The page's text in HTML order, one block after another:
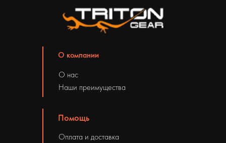
О компании
О нас
Наши преимущества
Помощь
Оплата и доставка